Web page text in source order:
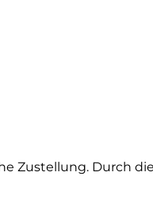
Zustellung. Durch